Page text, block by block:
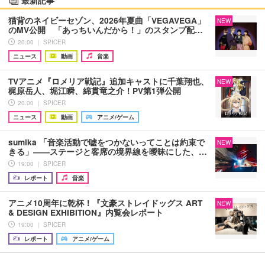
猫背のネイビーセゾン、2026年夏曲「VEGAVEGA」
のMV公開 「あっちいんだから！」のスタンプ配…
20:00 ｜ SPICER
ニュース
動画 音楽
NEW
TVアニメ『ロメリア戦記』追加キャストに千葉翔也、
梶原岳人、堀江瞬、綿貫竜之介！PV第1弾公開
20:00 ｜ SPICER
ニュース
動画 アニメ/ゲーム
NEW
sumika 「音楽活動で嘘をつかないってことは約束で
きる」――ステージと客席の境界線を曖昧にした、…
19:00 ｜ SPICER
レポート
音楽
NEW
アニメ10周年に乾杯！『文豪ストレイドッグス ART
& DESIGN EXHIBITION』内覧会レポート
19:00 ｜ SPICER
レポート
アニメ/ゲーム
NEW